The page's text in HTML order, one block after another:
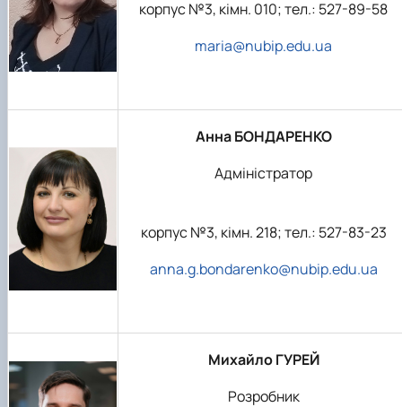
корпус №3, кімн. 010; тел.: 527-89-58
maria@nubip.edu.ua
Анна БОНДАРЕНКО
Адміністратор
корпус №3, кімн. 218; тел.: 527-83-23
anna.g.bondarenko@nubip.edu.ua
Михайло ГУРЕЙ
Розробник